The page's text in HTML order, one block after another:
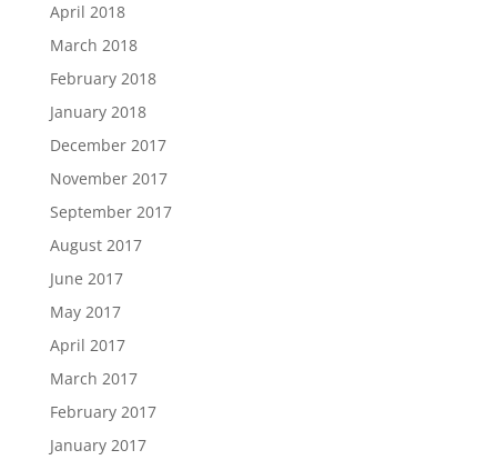
April 2018
March 2018
February 2018
January 2018
December 2017
November 2017
September 2017
August 2017
June 2017
May 2017
April 2017
March 2017
February 2017
January 2017